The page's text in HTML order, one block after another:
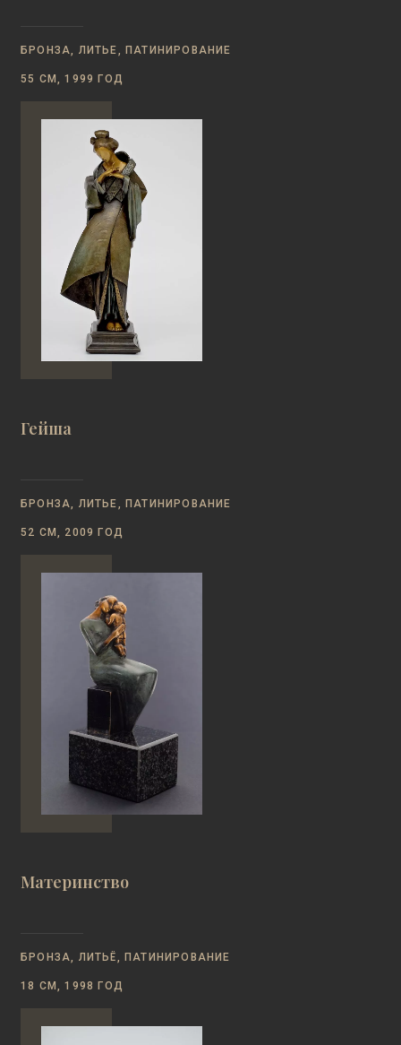
БРОНЗА, ЛИТЬЕ, ПАТИНИРОВАНИЕ
55 СМ, 1999 ГОД
Гейша
БРОНЗА, ЛИТЬЕ, ПАТИНИРОВАНИЕ
52 СМ, 2009 ГОД
Материнство
БРОНЗА, ЛИТЬЁ, ПАТИНИРОВАНИЕ
18 СМ, 1998 ГОД